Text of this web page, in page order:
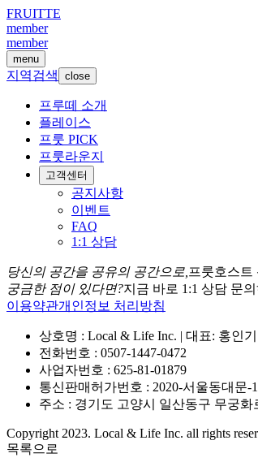
FRUITTE
member
member
menu
지역검색 close
프루떼 소개
플레이스
프룻 PICK
프룻라운지
고객센터
공지사항
이벤트
FAQ
1:1 상담
당신의 공간을 공유의 공간으로, 프룻호스트
궁금한 점이 있다면?지금 바로 1:1 상담 문의
이용약관개인정보 처리방침
상호명 : Local & Life Inc. | 대표: 홍인기
전화번호 : 0507-1447-0472
사업자번호 : 625-81-01879
통신판매허가번호 : 2020-서울동대문-
주소 : 경기도 고양시 일산동구 무궁화
Copyright 2023. Local & Life Inc. all rights
목록으로